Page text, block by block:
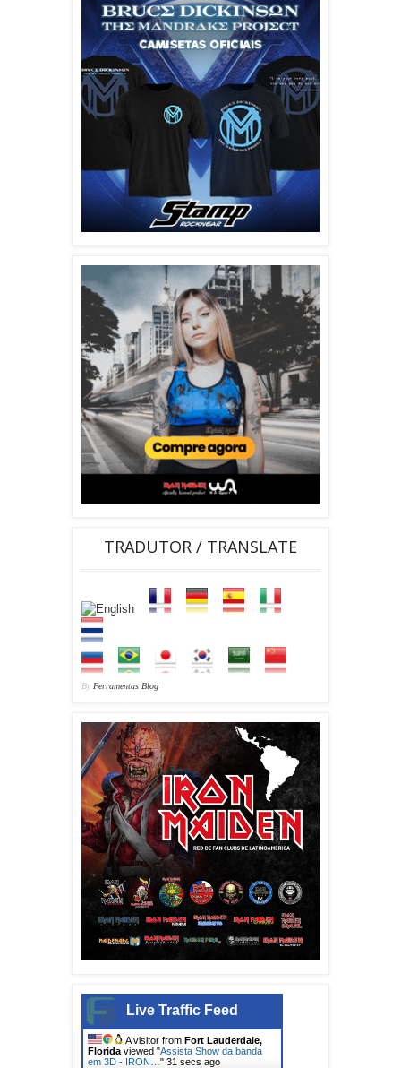
TRADUTOR / TRANSLATE
By Ferramentas Blog
Live Traffic Feed
A visitor from Fort Lauderdale,
Florida viewed "Assista Show da banda
em 3D - IRON… " 33 secs ago